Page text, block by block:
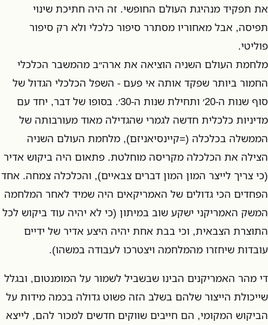
את תפקיד מנהיגת העולם החופשי. זה היה חתיכת שינוי
תפיסה, אבל מאחוריו מסתרר סיפור כלכלי ולא רק סיפור
פוליטי.
מלחמת העולם השניה הוציאה את ארה״ב מהמשבר הכלכלי
החמור ביותר שפקד אותה אי פעם - השפל הכלכלי הגדול של
סוף שנות ה-20׳ ותחילת שנות ה-30׳. בסופו של דבר, יחד עם
מדיניות כלכלית חדשה לגמרי שהגדילה מאוד מעורבותה של
הממשלה בכלכלה (=קיינסיאניזם), מלחמת העולם השניה
הצילה את הכלכלה מקריסה מוחלטת. פתאום היה ביקוש אדיר
(כי צריך לייצר המון המון דברים צבאיים), והכלכלה צמחה. אחד
הפחדים הכי גדולים של האמריקאים היה שמיד לאחר המלחמה
המשק האמריקני ישקע שוב במיתון (כי לא יהיה עוד ביקוש לכל
התוצרת הצבאית, וכי בבת אחת יהיה היצע אדיר של ידיים
עובדות שיחזרו מהמלחמה ויצטרכו לעבודה במשהו).
די מהר האמריקנים הבינו שבשביל לשמור על המומנטום, ובגלל
שייכולת הייצור שלהם בשלב הזה פשוט גדולה בכמה מידות על
הביקוש המקומי, הם חייבים שווקים חדשים למכור להם, לייצא